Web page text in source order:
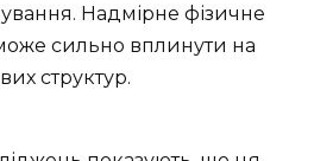
Надмірне фізичне
сильно вплинути на
структур.